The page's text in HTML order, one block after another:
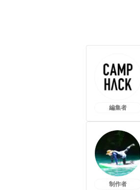
編集者
制作者